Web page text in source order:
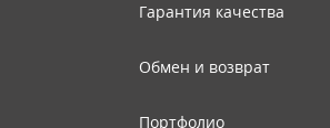
Гарантия качества
Обмен и возврат
Портфолио